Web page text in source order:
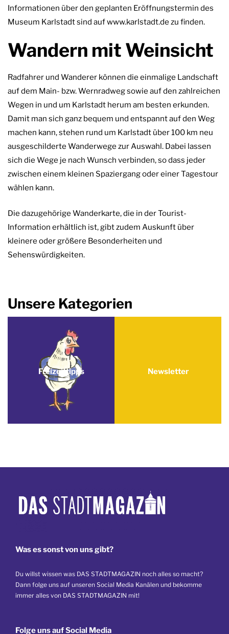
Informationen über den geplanten Eröffnungstermin des
Museum Karlstadt sind auf www.karlstadt.de zu finden.
Wandern mit Weinsicht
Radfahrer und Wanderer können die einmalige Landschaft
auf dem Main- bzw. Wernradweg sowie auf den zahlreichen
Wegen in und um Karlstadt herum am besten erkunden.
Damit man sich ganz bequem und entspannt auf den Weg
machen kann, stehen rund um Karlstadt über 100 km neu
ausgeschilderte Wanderwege zur Auswahl. Dabei lassen
sich die Wege je nach Wunsch verbinden, so dass jeder
zwischen einem kleinen Spaziergang oder einer Tagestour
wählen kann.
Die dazugehörige Wanderkarte, die in der Tourist-
Information erhältlich ist, gibt zudem Auskunft über
kleinere oder größere Besonderheiten und
Sehenswürdigkeiten.
Unsere Kategorien
Freizeittipps Newsletter
Was es sonst von uns gibt?
Du willst wissen was DAS STADTMAGAZIN noch alles so macht?
Dann folge uns auf unseren Social Media Kanälen und bekomme
immer alles von DAS STADTMAGAZIN mit!
Folge uns auf Social Media